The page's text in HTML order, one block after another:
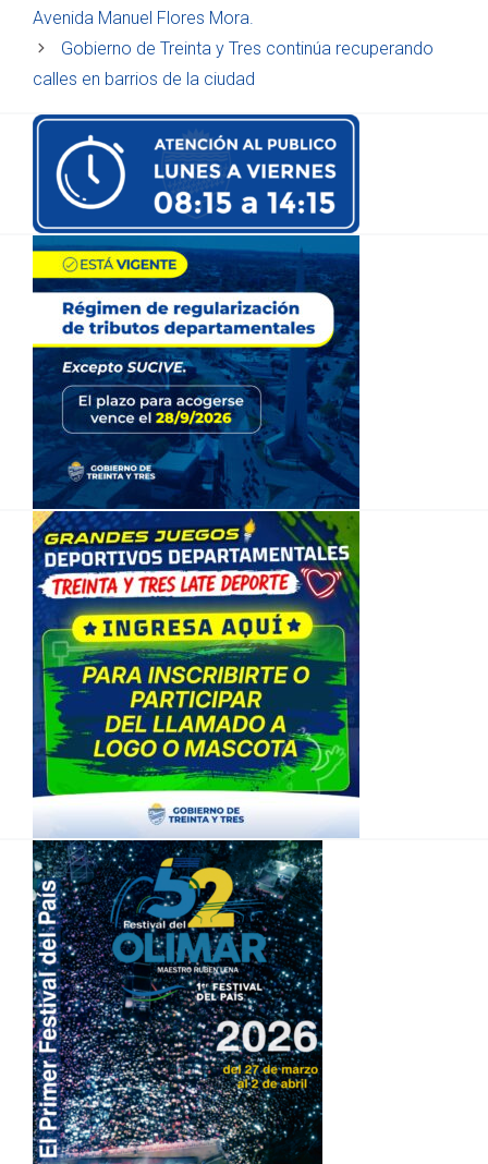
Avenida Manuel Flores Mora.
Gobierno de Treinta y Tres continúa recuperando
calles en barrios de la ciudad